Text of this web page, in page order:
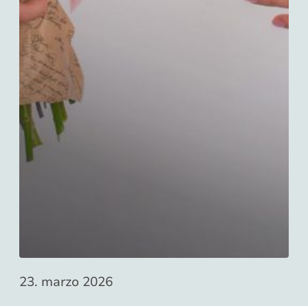
23. marzo 2026